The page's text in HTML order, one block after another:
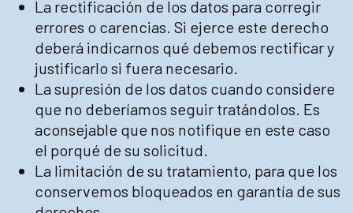
La rectificación de los datos para corregir
errores o carencias. Si ejerce este derecho
deberá indicarnos qué debemos rectificar y
justificarlo si fuera necesario.
La supresión de los datos cuando considere
que no deberíamos seguir tratándolos. Es
aconsejable que nos notifique en este caso
el porqué de su solicitud.
La limitación de su tratamiento, para que los
conservemos bloqueados en garantía de sus